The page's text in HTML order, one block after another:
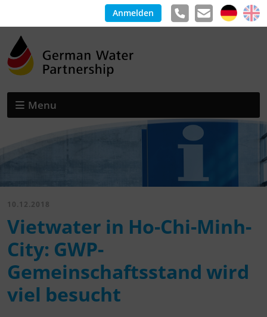
Anmelden
Menu
10.12.2018
Vietwater in Ho-Chi-Minh-
City: GWP-
Gemeinschaftsstand wird
viel besucht